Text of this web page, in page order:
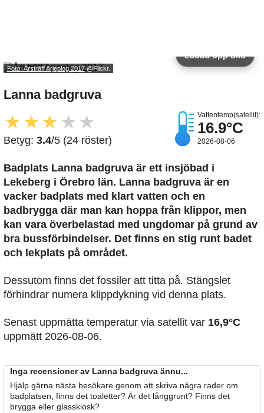
Foto: Årsträff Arjeplog 2017@Flickr.
Ladda upp bild
Lanna badgruva
★ ★★ ★ ★
Betyg: 3.4/5 (24 röster)
Vattentemp(satellit):
16.9°C
2026-08-06
Badplats Lanna badgruva är ett insjöbad i
Lekeberg i Örebro län. Lanna badgruva är en
vacker badplats med klart vatten och en
badbrygga där man kan hoppa från klippor, men
kan vara överbelastad med ungdomar på grund av
bra bussförbindelser. Det finns en stig runt badet
och lekplats på området.
Dessutom finns det fossiler att titta på. Stängslet
förhindrar numera klippdykning vid denna plats.
Senast uppmätta temperatur via satellit var 16,9°C
uppmätt 2026-08-06.
Inga recensioner av Lanna badgruva ännu...
Hjälp gärna nästa besökare genom att skriva några rader om
badplatsen, finns det toaletter? Är det långgrunt? Finns det
brygga eller glasskiosk?